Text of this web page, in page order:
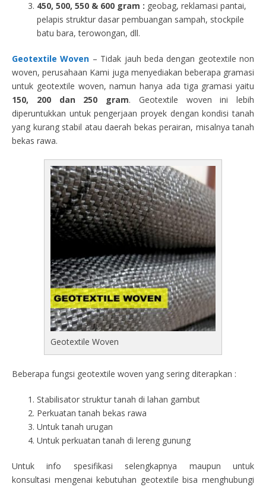
450, 500, 550 & 600 gram : geobag, reklamasi pantai,
pelapis struktur dasar pembuangan sampah, stockpile
batu bara, terowongan, dll.
Geotextile Woven – Tidak jauh beda dengan geotextile non
woven, perusahaan Kami juga menyediakan beberapa gramasi
untuk geotextile woven, namun hanya ada tiga gramasi yaitu
150, 200 dan 250 gram. Geotextile woven ini lebih
diperuntukkan untuk pengerjaan proyek dengan kondisi tanah
yang kurang stabil atau daerah bekas perairan, misalnya tanah
bekas rawa.
Geotextile Woven
Beberapa fungsi geotextile woven yang sering diterapkan :
Stabilisator struktur tanah di lahan gambut
Perkuatan tanah bekas rawa
Untuk tanah urugan
Untuk perkuatan tanah di lereng gunung
Untuk info spesifikasi selengkapnya maupun untuk
konsultasi mengenai kebutuhan geotextile bisa menghubungi